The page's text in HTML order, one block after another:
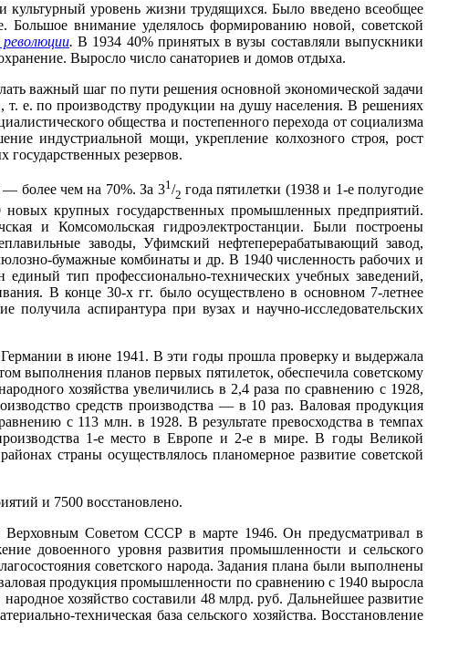
уровень жизни трудящихся. Было введено всеобщее
Большое внимание уделялось формированию новой, советской
. В 1934 40% принятых в вузы составляли выпускники
Выросло число санаториев и домов отдыха.
важный шаг по пути решения основной экономической задачи
е. по производству продукции на душу населения. В решениях
общества и постепенного перехода от социализма
индустриальной мощи, укрепление колхозного строя, рост
государственных резервов.
— более чем на 70%. За 31/2 года пятилетки (1938 и 1-е полугодие
крупных государственных промышленных предприятий.
и Комсомольская гидроэлектростанции. Были построены
заводы, Уфимский нефтеперерабатывающий завод,
бумажные комбинаты и др. В 1940 численность рабочих и
тип профессионально-технических учебных заведений,
В конце 30-х гг. было осуществлено в основном 7-летнее
аспирантура при вузах и научно-исследовательских
в июне 1941. В эти годы прошла проверку и выдержала
выполнения планов первых пятилеток, обеспечила советскому
хозяйства увеличились в 2,4 раза по сравнению с 1928,
средств производства — в 10 раз. Валовая продукция
с 113 млн. в 1928. В результате превосходства в темпах
1-е место в Европе и 2-е в мире. В годы Великой
страны осуществлялось планомерное развитие советской
и 7500 восстановлено.
Верховным Советом СССР в марте 1946. Он предусматривал в
довоенного уровня развития промышленности и сельского
советского народа. Задания плана были выполнены
продукция промышленности по сравнению с 1940 выросла
хозяйство составили 48 млрд. руб. Дальнейшее развитие
техническая база сельского хозяйства. Восстановление